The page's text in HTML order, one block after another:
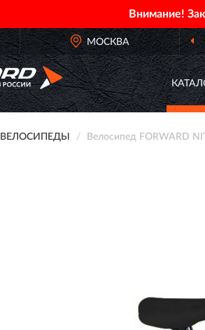
Внимание!
МОСКВА
ВЕЛОСИПЕДЫ Велосипед FORWARD